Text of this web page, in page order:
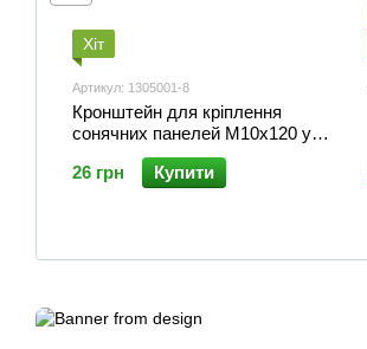
Хіт
Артикул: 1305001-8
Кронштейн для кріплення
сонячних панелей М10х120 у
зборі (M-М10х120)
26 грн
Купити